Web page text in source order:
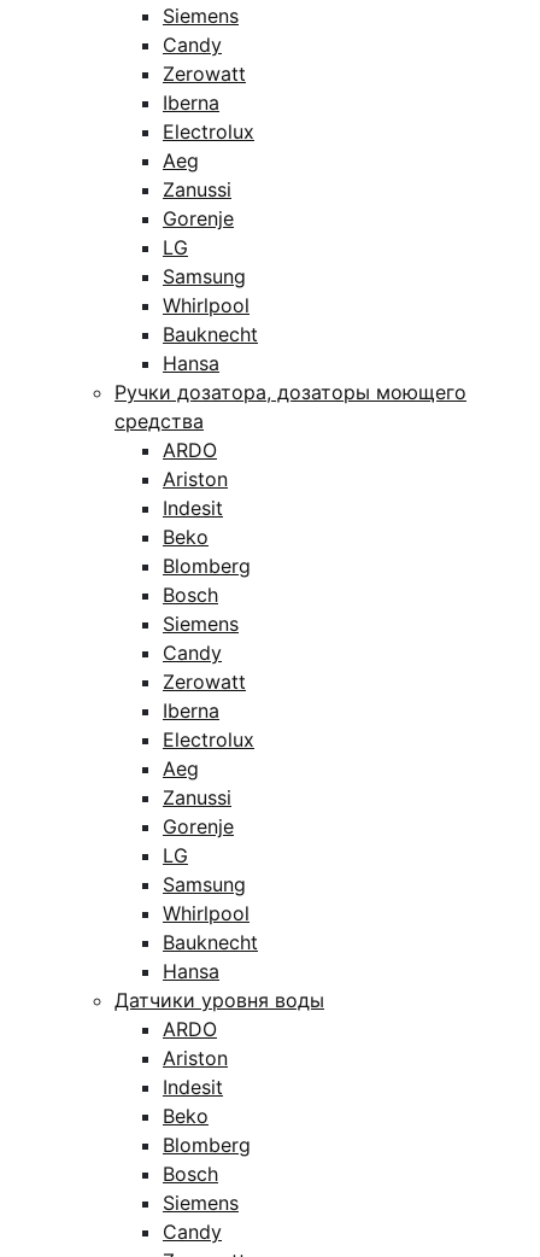
Siemens
Candy
Zerowatt
Iberna
Electrolux
Aeg
Zanussi
Gorenje
LG
Samsung
Whirlpool
Bauknecht
Hansa
Ручки дозатора, дозаторы моющего
средства
ARDO
Ariston
Indesit
Beko
Blomberg
Bosch
Siemens
Candy
Zerowatt
Iberna
Electrolux
Aeg
Zanussi
Gorenje
LG
Samsung
Whirlpool
Bauknecht
Hansa
Датчики уровня воды
ARDO
Ariston
Indesit
Beko
Blomberg
Bosch
Siemens
Candy